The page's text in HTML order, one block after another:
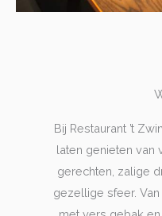
Bij Restaurant ’t
laten genieten van
gerechten, zalige
gezellige sfeer.